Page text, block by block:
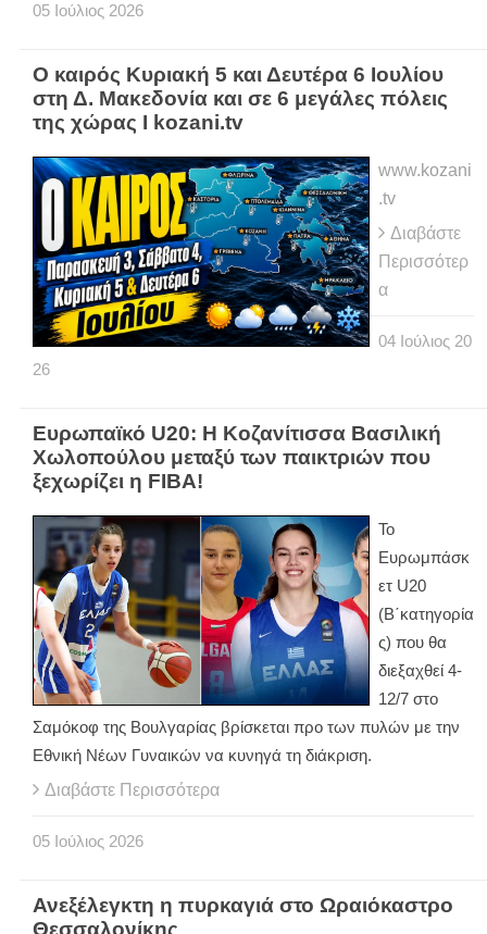
05 Ιούλιος 2026
Ο καιρός Κυριακή 5 και Δευτέρα 6 Ιουλίου
στη Δ. Μακεδονία και σε 6 μεγάλες πόλεις
της χώρας Ι kozani.tv
www.kozani
.tv
Διαβάστε
Περισσότερ
α
04 Ιούλιος 20
26
Ευρωπαϊκό U20: Η Κοζανίτισσα Βασιλική
Χωλοπούλου μεταξύ των παικτριών που
ξεχωρίζει η FIBA!
Το
Ευρωμπάσκ
ετ U20
(Β΄κατηγορία
ς) που θα
διεξαχθεί 4-
12/7 στο
Σαμόκοφ της Βουλγαρίας βρίσκεται προ των πυλών με την
Εθνική Νέων Γυναικών να κυνηγά τη διάκριση.
Διαβάστε Περισσότερα
05 Ιούλιος 2026
Ανεξέλεγκτη η πυρκαγιά στο Ωραιόκαστρο
Θεσσαλονίκης